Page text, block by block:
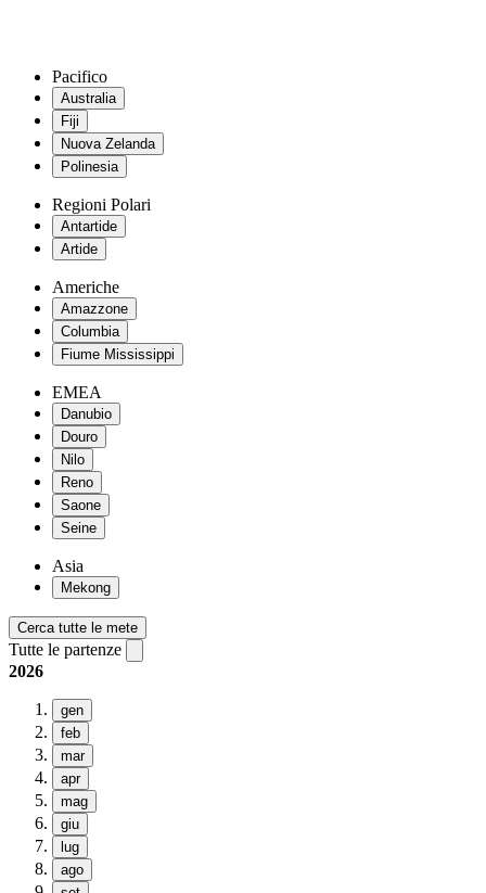
Pacifico
Australia
Fiji
Nuova Zelanda
Polinesia
Regioni Polari
Antartide
Artide
Americhe
Amazzone
Columbia
Fiume Mississippi
EMEA
Danubio
Douro
Nilo
Reno
Saone
Seine
Asia
Mekong
Cerca tutte le mete
Tutte le partenze
2026
gen
feb
mar
apr
mag
giu
lug
ago